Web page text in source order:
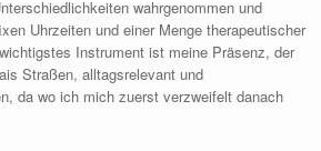
wahrgenommen und
Uhrzeiten und einer Menge therapeutischer
Instrument ist meine Präsenz, der
Straßen, alltagsrelevant und
da wo ich mich zuerst verzweifelt danach